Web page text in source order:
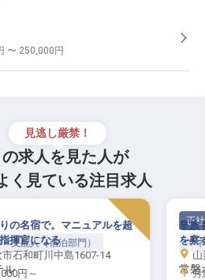
〜 250,000円
見逃し厳禁！
の求人を見た人が
く見ている注目求人
支配人（宿泊部門）
ル
の名宿で。マニュアルを超
揮官になる
石和町川中島1607-14
円～
正社
マ
常磐
皇族
を察
月